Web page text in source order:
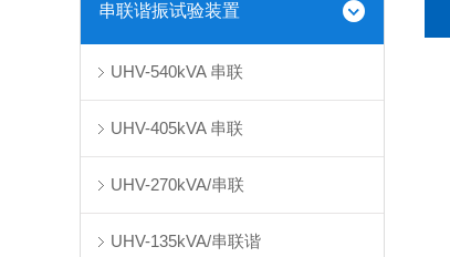
串联谐振试验装置
UHV-540kVA 串联
UHV-405kVA 串联
UHV-270kVA/串联
UHV-135kVA/串联谐